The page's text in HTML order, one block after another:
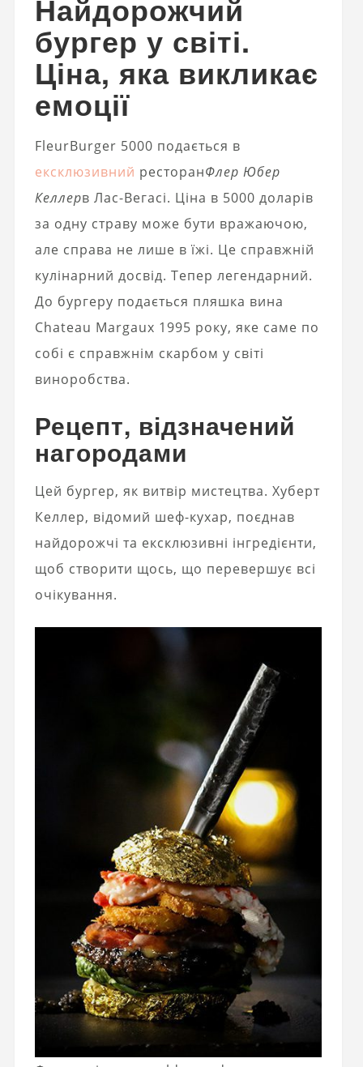
Найдорожчий
бургер у світі.
Ціна, яка викликає
емоції
FleurBurger 5000 подається в
ексклюзивний ресторанФлер Юбер
Келлерв Лас-Вегасі. Ціна в 5000 доларів
за одну страву може бути вражаючою,
але справа не лише в їжі. Це справжній
кулінарний досвід. Тепер легендарний.
До бургеру подається пляшка вина
Chateau Margaux 1995 року, яке саме по
собі є справжнім скарбом у світі
виноробства.
Рецепт, відзначений
нагородами
Цей бургер, як витвір мистецтва. Хуберт
Келлер, відомий шеф-кухар, поєднав
найдорожчі та ексклюзивні інгредієнти,
щоб створити щось, що перевершує всі
очікування.